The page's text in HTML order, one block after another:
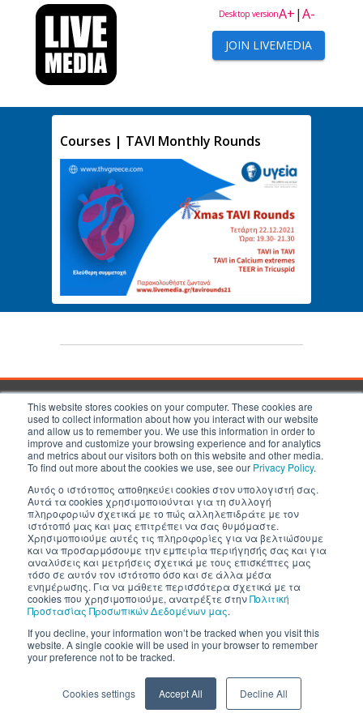
This website stores cookies on your computer. These cookies are
used to collect information about how you interact with our website
and allow us to remember you. We use this information in order to
improve and customize your browsing experience and for analytics
and metrics about our visitors both on this website and other media.
To find out more about the cookies we use, see our Privacy Policy.
Αυτός ο ιστότοπος αποθηκεύει cookies στον υπολογιστή σας.
Αυτά τα cookies χρησιμοποιούνται για τη συλλογή
πληροφοριών σχετικά με το πώς αλληλεπιδράτε με τον
ιστότοπό μας και μας επιτρέπει να σας θυμόμαστε.
Χρησιμοποιούμε αυτές τις πληροφορίες για να βελτιώσουμε
και να προσαρμόσουμε την εμπειρία περιήγησής σας και για
αναλύσεις και μετρήσεις σχετικά με τους επισκέπτες μας
τόσο σε αυτόν τον ιστότοπο όσο και σε άλλα μέσα
ενημέρωσης. Για να μάθετε περισσότερα σχετικά με τα
cookies που χρησιμοποιούμε, ανατρέξτε στηνΠολιτική
Προστασίας Προσωπικών Δεδομένων μας.
If you decline, your information won’t be tracked when you visit this
website. A single cookie will be used in your browser to remember
your preference not to be tracked.
Cookies settings Accept All Decline All
A+|A-
Desktop version
JOIN LIVEMEDIA
Courses | TAVI Μonthly Rounds
Inventics A.E. | All rights reserved